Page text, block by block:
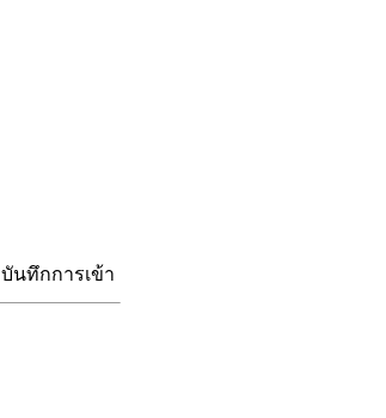
บันทึกการเข้า